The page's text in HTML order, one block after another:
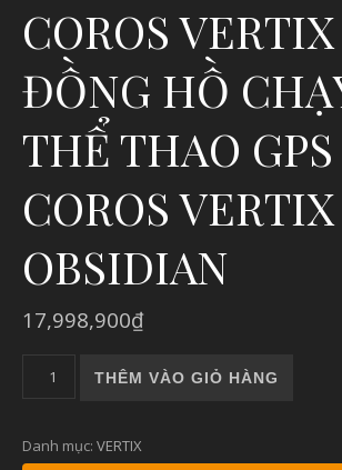
COROS VERTIX
ĐỒNG HỒ
THỂ THAO GPS
COROS
OBSIDIAN
17,998,900₫
COROS VERTIX 2 | ĐỒNG HỒ CHẠY
THÊM VÀO GIỎ HÀNG
Danh mục: VERTIX